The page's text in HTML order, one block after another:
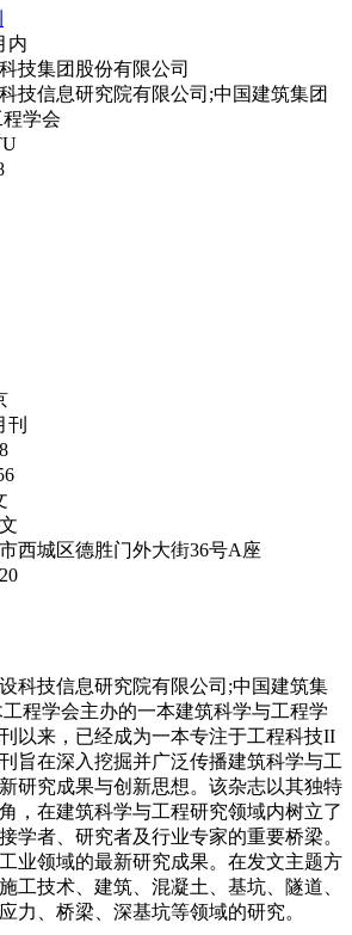
内
技集团股份有限公司
技信息研究院有限公司;中国建筑集团
学会
刊
西城区德胜门外大街36号A座
科技信息研究院有限公司;中国建筑集
程学会主办的一本建筑科学与工程学
以来，已经成为一本专注于工程科技II
旨在深入挖掘并广泛传播建筑科学与工
研究成果与创新思想。该杂志以其独特
，在建筑科学与工程研究领域内树立了
学者、研究者及行业专家的重要桥梁。
业领域的最新研究成果。在发文主题方
工技术、建筑、混凝土、基坑、隧道、
力、桥梁、深基坑等领域的研究。